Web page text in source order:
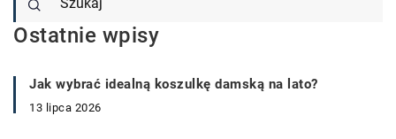
Ostatnie wpisy
Jak wybrać idealną koszulkę damską na lato?
13 lipca 2026